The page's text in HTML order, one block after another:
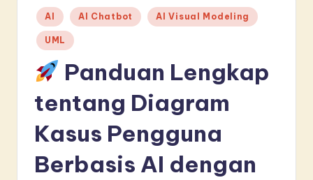
Posted
in
AI AI Chatbot AI Visual Modeling
UML
Panduan Lengkap
tentang Diagram
Kasus Pengguna
Berbasis AI dengan